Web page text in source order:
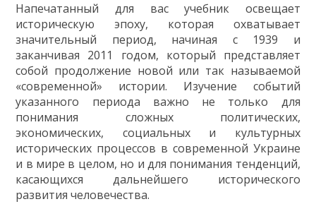
Фізика
Французька мова
Хімія
ГДЗ
Статті
Зв'язок
Політика
Напечатанный для вас учебник освещает
историческую эпоху, которая охватывает
значительный период, начиная с 1939 и
заканчивая 2011 годом, который представляет
собой продолжение новой или так называемой
«современной» истории. Изучение событий
указанного периода важно не только для
понимания сложных политических,
экономических, социальных и культурных
исторических процессов в современной Украине
и в мире в целом, но и для понимания тенденций,
касающихся дальнейшего исторического
развития человечества.